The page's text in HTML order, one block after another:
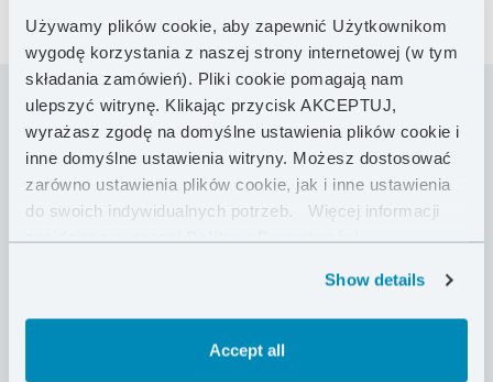
Używamy plików cookie, aby zapewnić Użytkownikom
wygodę korzystania z naszej strony internetowej (w tym
składania zamówień). Pliki cookie pomagają nam
ulepszyć witrynę. Klikając przycisk AKCEPTUJ,
wyrażasz zgodę na domyślne ustawienia plików cookie i
inne domyślne ustawienia witryny. Możesz dostosować
zarówno ustawienia plików cookie, jak i inne ustawienia
do swoich indywidualnych potrzeb.
Więcej informacji
znajdziesz w naszejPolityce Prywatności .
Show details
Accept all
ProLite Plus jest przewidziany do użytkowania przez
cały rok. Materac jest wyprofilowany, szeroki w
partiach tułowia, węższy w części dla szyi i głowy,
jeszcze smuklejszy w okolicach nóg. Lekka gąbka
znajdująca się wewnątrz materaca jest maksymalnie
perforowana. Po napompowaniu, w miejscach
perforowanych materiał wierzchni jest wypukły (dużo
małych górek), a w miejscach bez perforacji płaski.
Dzięki temu śpiwór nie ślizga się po powierzchni